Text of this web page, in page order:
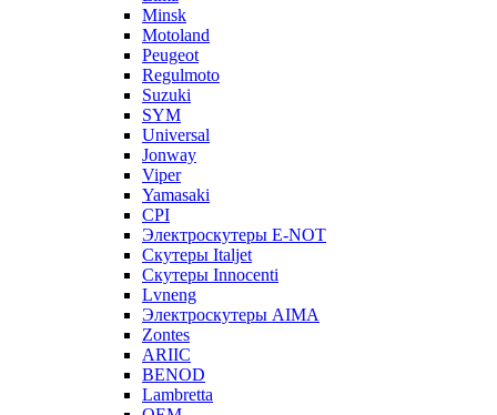
Minsk
Motoland
Peugeot
Regulmoto
Suzuki
SYM
Universal
Jonway
Viper
Yamasaki
CPI
Электроскутеры E-NOT
Скутеры Italjet
Скутеры Innocenti
Lvneng
Электроскутеры AIMA
Zontes
ARIIC
BENOD
Lambretta